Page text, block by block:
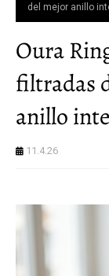
del mejor anillo
Oura
filtradas
anillo
11.4.26